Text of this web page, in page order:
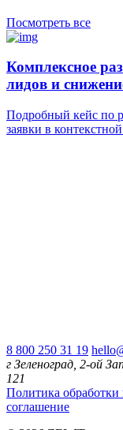
Посмотреть все
Комплексное
лидов и
Подробный кейс по
заявки в
8 800 250 31 19
г Зеленоград, 2-ой
121
Политика
соглашение